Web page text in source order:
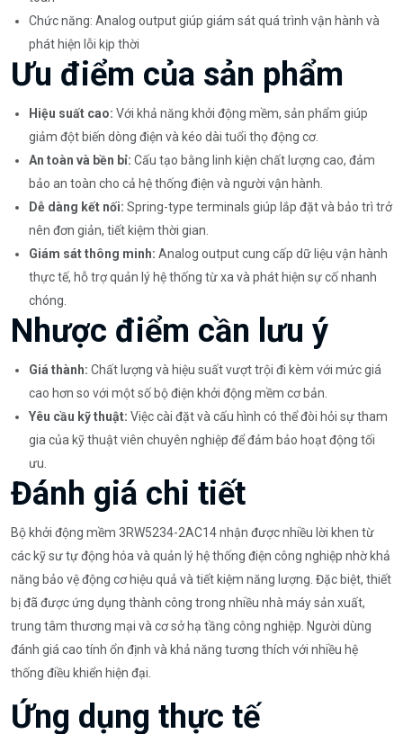
Chức năng: Analog output giúp giám sát quá trình vận hành và
phát hiện lỗi kịp thời
Ưu điểm của sản phẩm
Hiệu suất cao: Với khả năng khởi động mềm, sản phẩm giúp
giảm đột biến dòng điện và kéo dài tuổi thọ động cơ.
An toàn và bền bỉ: Cấu tạo bằng linh kiện chất lượng cao, đảm
bảo an toàn cho cả hệ thống điện và người vận hành.
Dễ dàng kết nối: Spring-type terminals giúp lắp đặt và bảo trì trở
nên đơn giản, tiết kiệm thời gian.
Giám sát thông minh: Analog output cung cấp dữ liệu vận hành
thực tế, hỗ trợ quản lý hệ thống từ xa và phát hiện sự cố nhanh
chóng.
Nhược điểm cần lưu ý
Giá thành: Chất lượng và hiệu suất vượt trội đi kèm với mức giá
cao hơn so với một số bộ điện khởi động mềm cơ bản.
Yêu cầu kỹ thuật: Việc cài đặt và cấu hình có thể đòi hỏi sự tham
gia của kỹ thuật viên chuyên nghiệp để đảm bảo hoạt động tối
ưu.
Đánh giá chi tiết
Bộ khởi động mềm 3RW5234-2AC14 nhận được nhiều lời khen từ
các kỹ sư tự động hóa và quản lý hệ thống điện công nghiệp nhờ khả
năng bảo vệ động cơ hiệu quả và tiết kiệm năng lượng. Đặc biệt, thiết
bị đã được ứng dụng thành công trong nhiều nhà máy sản xuất,
trung tâm thương mại và cơ sở hạ tầng công nghiệp. Người dùng
đánh giá cao tính ổn định và khả năng tương thích với nhiều hệ
thống điều khiển hiện đại.
Ứng dụng thực tế